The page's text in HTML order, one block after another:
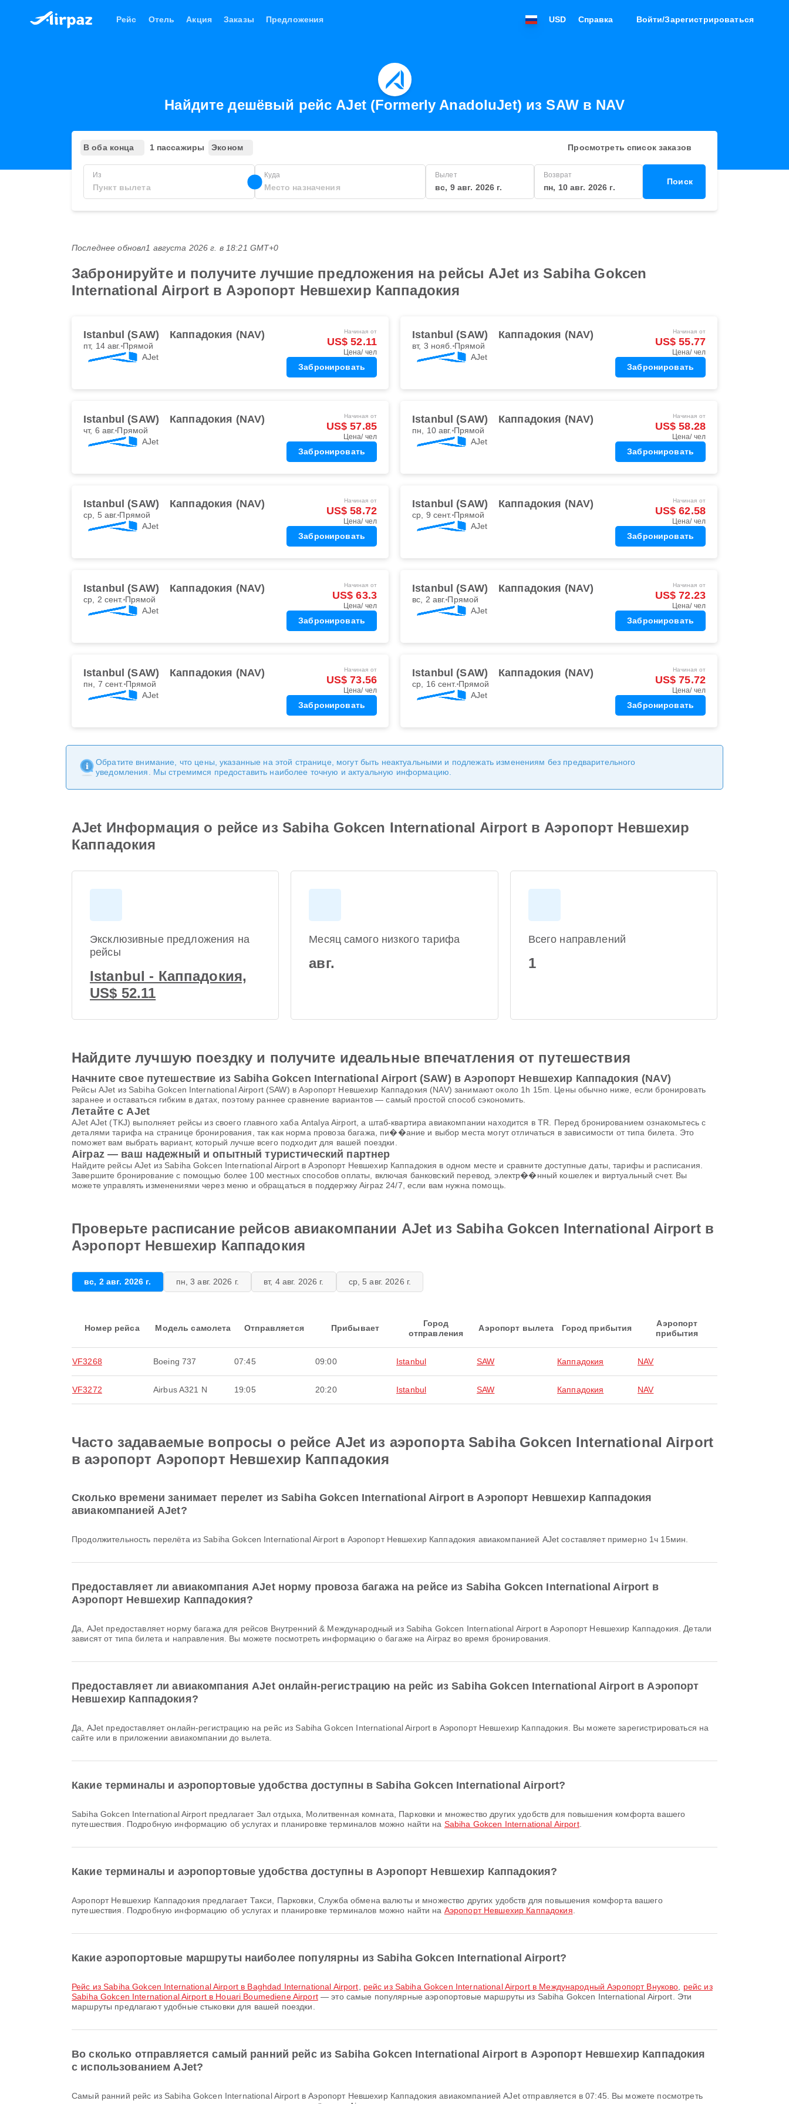
Рейс Отель Акция Заказы Предложения USD Справка Войти/Зарегистрироваться
Найдите дешёвый рейс AJet (Formerly AnadoluJet) из SAW в NAV
В оба конца 1 пассажиры Эконом Просмотреть список заказов
Из Куда Вылет
вс, 9 авг. 2026 г.
Возврат
пн, 10 авг. 2026 г.
Поиск
Последнее обновл1 августа 2026 г. в 18:21 GMT+0
Забронируйте и получите лучшие предложения на рейсы AJet из Sabiha Gokcen
International Airport в Аэропорт Невшехир Каппадокия
Istanbul (SAW) Каппадокия (NAV)
пт, 14 авг. Прямой
AJet
Начиная от
US$ 52.11
Цена/ чел
Забронировать
Istanbul (SAW) Каппадокия (NAV)
вт, 3 нояб. Прямой
AJet
Начиная от
US$ 55.77
Цена/ чел
Забронировать
Istanbul (SAW) Каппадокия (NAV)
чт, 6 авг. Прямой
AJet
Начиная от
US$ 57.85
Цена/ чел
Забронировать
Istanbul (SAW) Каппадокия (NAV)
пн, 10 авг. Прямой
AJet
Начиная от
US$ 58.28
Цена/ чел
Забронировать
Istanbul (SAW) Каппадокия (NAV)
ср, 5 авг. Прямой
AJet
Начиная от
US$ 58.72
Цена/ чел
Забронировать
Istanbul (SAW) Каппадокия (NAV)
ср, 9 сент. Прямой
AJet
Начиная от
US$ 62.58
Цена/ чел
Забронировать
Istanbul (SAW) Каппадокия (NAV)
ср, 2 сент. Прямой
AJet
Начиная от
US$ 63.3
Цена/ чел
Забронировать
Istanbul (SAW) Каппадокия (NAV)
вс, 2 авг. Прямой
AJet
Начиная от
US$ 72.23
Цена/ чел
Забронировать
Istanbul (SAW) Каппадокия (NAV)
пн, 7 сент. Прямой
AJet
Начиная от
US$ 73.56
Цена/ чел
Забронировать
Istanbul (SAW) Каппадокия (NAV)
ср, 16 сент. Прямой
AJet
Начиная от
US$ 75.72
Цена/ чел
Забронировать
Обратите внимание, что цены, указанные на этой странице, могут быть неактуальными и подлежать изменениям без предварительного
уведомления. Мы стремимся предоставить наиболее точную и актуальную информацию.
AJet Информация о рейсе из Sabiha Gokcen International Airport в Аэропорт Невшехир
Каппадокия
Эксклюзивные предложения на
рейсы
Istanbul - Каппадокия,
US$ 52.11
Месяц самого низкого тарифа
авг.
Всего направлений
1
Найдите лучшую поездку и получите идеальные впечатления от путешествия
Начните свое путешествие из Sabiha Gokcen International Airport (SAW) в Аэропорт Невшехир Каппадокия (NAV)
Рейсы AJet из Sabiha Gokcen International Airport (SAW) в Аэропорт Невшехир Каппадокия (NAV) занимают около 1h 15m. Цены обычно ниже, если бронировать
заранее и оставаться гибким в датах, поэтому раннее сравнение вариантов — самый простой способ сэкономить.
Летайте с AJet
AJet AJet (TKJ) выполняет рейсы из своего главного хаба Antalya Airport, а штаб-квартира авиакомпании находится в TR. Перед бронированием ознакомьтесь с
деталями тарифа на странице бронирования, так как норма провоза багажа, пи��ание и выбор места могут отличаться в зависимости от типа билета. Это
поможет вам выбрать вариант, который лучше всего подходит для вашей поездки.
Airpaz — ваш надежный и опытный туристический партнер
Найдите рейсы AJet из Sabiha Gokcen International Airport в Аэропорт Невшехир Каппадокия в одном месте и сравните доступные даты, тарифы и расписания.
Завершите бронирование с помощью более 100 местных способов оплаты, включая банковский перевод, электр��нный кошелек и виртуальный счет. Вы
можете управлять изменениями через меню и обращаться в поддержку Airpaz 24/7, если вам нужна помощь.
Проверьте расписание рейсов авиакомпании AJet из Sabiha Gokcen International Airport в
Аэропорт Невшехир Каппадокия
вс, 2 авг. 2026 г. пн, 3 авг. 2026 г. вт, 4 авг. 2026 г. ср, 5 авг. 2026 г.
Номер рейса Модель самолета Отправляется Прибывает
Город
отправления
Аэропорт вылета Город прибытия
Аэропорт
прибытия
VF3268 Boeing 737 07:45 09:00 Istanbul SAW Каппадокия NAV
VF3272 Airbus A321 N 19:05 20:20 Istanbul SAW Каппадокия NAV
Часто задаваемые вопросы о рейсе AJet из аэропорта Sabiha Gokcen International Airport
в аэропорт Аэропорт Невшехир Каппадокия
Сколько времени занимает перелет из Sabiha Gokcen International Airport в Аэропорт Невшехир Каппадокия
авиакомпанией AJet?
Продолжительность перелёта из Sabiha Gokcen International Airport в Аэропорт Невшехир Каппадокия авиакомпанией AJet составляет примерно 1ч 15мин.
Предоставляет ли авиакомпания AJet норму провоза багажа на рейсе из Sabiha Gokcen International Airport в
Аэропорт Невшехир Каппадокия?
Да, AJet предоставляет норму багажа для рейсов Внутренний & Международный из Sabiha Gokcen International Airport в Аэропорт Невшехир Каппадокия. Детали
зависят от типа билета и направления. Вы можете посмотреть информацию о багаже на Airpaz во время бронирования.
Предоставляет ли авиакомпания AJet онлайн-регистрацию на рейс из Sabiha Gokcen International Airport в Аэропорт
Невшехир Каппадокия?
Да, AJet предоставляет онлайн-регистрацию на рейс из Sabiha Gokcen International Airport в Аэропорт Невшехир Каппадокия. Вы можете зарегистрироваться на
сайте или в приложении авиакомпании до вылета.
Какие терминалы и аэропортовые удобства доступны в Sabiha Gokcen International Airport?
Sabiha Gokcen International Airport предлагает Зал отдыха, Молитвенная комната, Парковки и множество других удобств для повышения комфорта вашего
путешествия. Подробную информацию об услугах и планировке терминалов можно найти на Sabiha Gokcen International Airport.
Какие терминалы и аэропортовые удобства доступны в Аэропорт Невшехир Каппадокия?
Аэропорт Невшехир Каппадокия предлагает Такси, Парковки, Служба обмена валюты и множество других удобств для повышения комфорта вашего
путешествия. Подробную информацию об услугах и планировке терминалов можно найти на Аэропорт Невшехир Каппадокия
Какие аэропортовые маршруты наиболее популярны из Sabiha Gokcen International Airport?
рейс из Sabiha Gokcen International Airport в Baghdad International Airport рейс из Sabiha Gokcen International Airport в Международный Аэропорт Внуково
рейс из
Sabiha Gokcen International Airport в Houari Boumediene Airport— это самые популярные аэропортовые маршруты из Sabiha Gokcen International Airport. Эти
маршруты предлагают удобные стыковки для вашей поездки.
Во сколько отправляется самый ранний рейс из Sabiha Gokcen International Airport в Аэропорт Невшехир Каппадокия
с использованием AJet?
Самый ранний рейс из Sabiha Gokcen International Airport в Аэропорт Невшехир Каппадокия авиакомпанией AJet отправляется в 07:45. Вы можете посмотреть